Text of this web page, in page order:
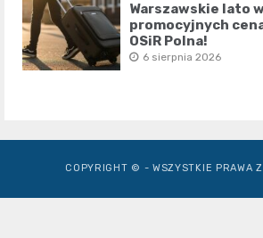
Warszawskie lato w
promocyjnych
OSiR Polna!
6 sierpnia 2026
COPYRIGHT © - WSZYSTKIE PRAWA